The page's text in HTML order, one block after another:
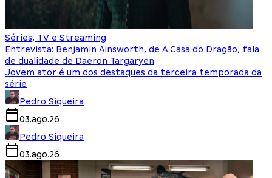
Séries, TV e Streaming
Entrevista: Benjamin Ainsworth, de A Casa do Dragão, fala
de dualidade de Daeron Targaryen
Jovem ator é um dos destaques da terceira temporada da
série
Pedro Siqueira
03.ago.26
Pedro Siqueira
03.ago.26